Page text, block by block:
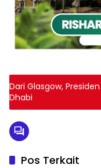
Dari Glasgow,
Dhabi
Pos Terkait